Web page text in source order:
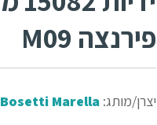
פירנצה M09
יצרן/מותג: Bosetti Marella איטליה